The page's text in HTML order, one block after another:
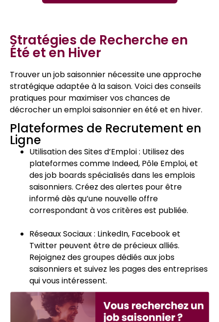
Stratégies de Recherche en
Été et en Hiver
Trouver un job saisonnier nécessite une approche
stratégique adaptée à la saison. Voici des conseils
pratiques pour maximiser vos chances de
décrocher un emploi saisonnier en été et en hiver.
Plateformes de Recrutement en
Ligne
Utilisation des Sites d’Emploi : Utilisez des
plateformes comme Indeed, Pôle Emploi, et
des job boards spécialisés dans les emplois
saisonniers. Créez des alertes pour être
informé dès qu’une nouvelle offre
correspondant à vos critères est publiée.
Réseaux Sociaux : LinkedIn, Facebook et
Twitter peuvent être de précieux alliés.
Rejoignez des groupes dédiés aux jobs
saisonniers et suivez les pages des entreprises
qui vous intéressent.